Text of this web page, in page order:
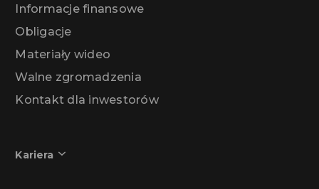
Informacje finansowe
Obligacje
Materiały wideo
Walne zgromadzenia
Kontakt dla inwestorów
Kariera